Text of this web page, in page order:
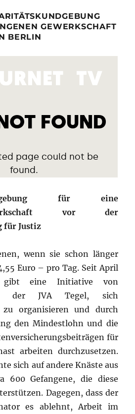
GEWERKSCHAFT
BERLIN
für eine
vor der
für Justiz
wenn sie schon länger
Euro – pro Tag. Seit April
eine Initiative von
der JVA Tegel, sich
zu organisieren und durch
den Mindestlohn und die
für
arbeiten durchzusetzen.
sich auf andere Knäste aus
600 Gefangene, die diese
Dagegen, dass der
es ablehnt, Arbeit im